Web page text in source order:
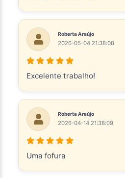
Roberta Araújo
2026-05-04 21:38:08
Excelente trabalho!
Roberta Araújo
2026-04-14 21:38:09
Uma fofura